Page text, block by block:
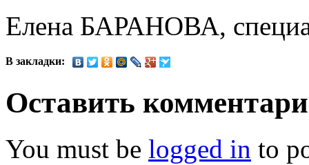
Елена БАРАНОВА,
В закладки:
Оставить
You must be logged in to